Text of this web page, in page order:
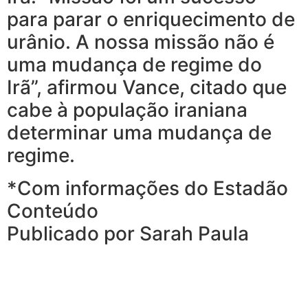
para parar o enriquecimento de
urânio. A nossa missão não é
uma mudança de regime do
Irã”, afirmou Vance, citado que
cabe à população iraniana
determinar uma mudança de
regime.
*Com informações do Estadão
Conteúdo
Publicado por Sarah Paula